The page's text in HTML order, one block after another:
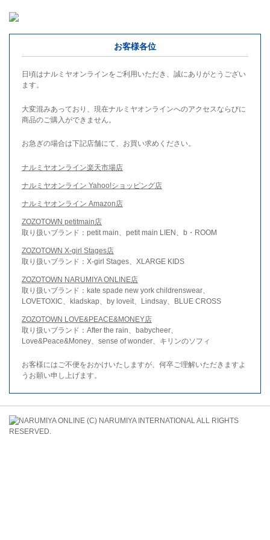
お客様各位
日頃はナルミヤオンラインをご利用いただき、誠にありがとうござい
ます。
大変混みあっており、現在ナルミヤオンラインへのアクセスならびに
商品のご購入ができません。
お急ぎの場合は下記店舗にて、お買い求めください。
ナルミヤオンライン楽天市場店
ナルミヤオンライン Yahoo!ショッピング店
ナルミヤオンライン Amazon店
ZOZOTOWN petitmain店
取り扱いブランド：petit main、petit main LIEN、b・ROOM
ZOZOTOWN X-girl Stages店
取り扱いブランド：X-girl Stages、XLARGE KIDS
ZOZOTOWN NARUMIYA ONLINE店
取り扱いブランド：kate spade new york childrenswear、
LOVETOXIC、kladskap、by loveit、Lindsay、BLUE CROSS
ZOZOTOWN LOVE&PEACE&MONEY店
取り扱いブランド：After the rain、babycheer、
Love&Peace&Money、sense of wonder、キリンのソフィ
お客様にはご不便をおかけいたしますが、何卒ご理解いただきますよ
うお願い申し上げます。